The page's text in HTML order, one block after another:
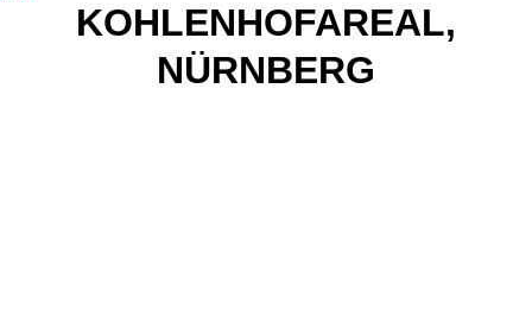
KOHLENHOFAREAL,
NÜRNBERG